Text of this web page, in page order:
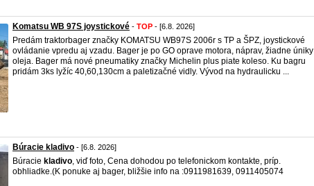
Komatsu WB 97S joystickové - TOP - [6.8. 2026]
Predám traktorbager značky KOMATSU WB97S 2006r s TP a ŠPZ, joystickové
ovládanie vpredu aj vzadu. Bager je po GO oprave motora, náprav, žiadne úniky
oleja. Bager má nové pneumatiky značky Michelin plus piate koleso. Ku bagru
pridám 3ks lyžíc 40,60,130cm a paletizačné vidly. Vývod na hydraulicku ...
Búracie kladivo - [6.8. 2026]
Búracie kladivo, viď foto, Cena dohodou po telefonickom kontakte, príp.
obhliadke.(K ponuke aj bager, bližšie info na :0911981639, 0911405074